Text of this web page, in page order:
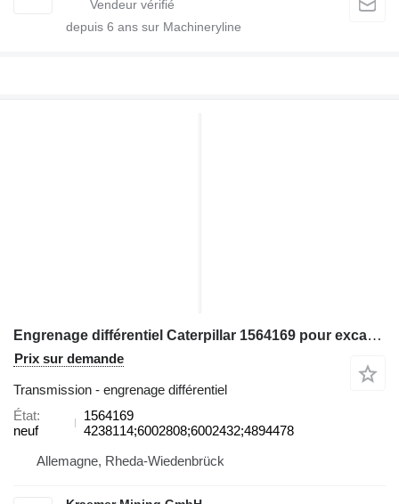
depuis 6 ans sur Machineryline
Engrenage différentiel Caterpillar 1564169 pour excavateur
Prix sur demande
Transmission - engrenage différentiel
État
neuf
1564169
4238114;6002808;6002432;4894478
Allemagne, Rheda-Wiedenbrück